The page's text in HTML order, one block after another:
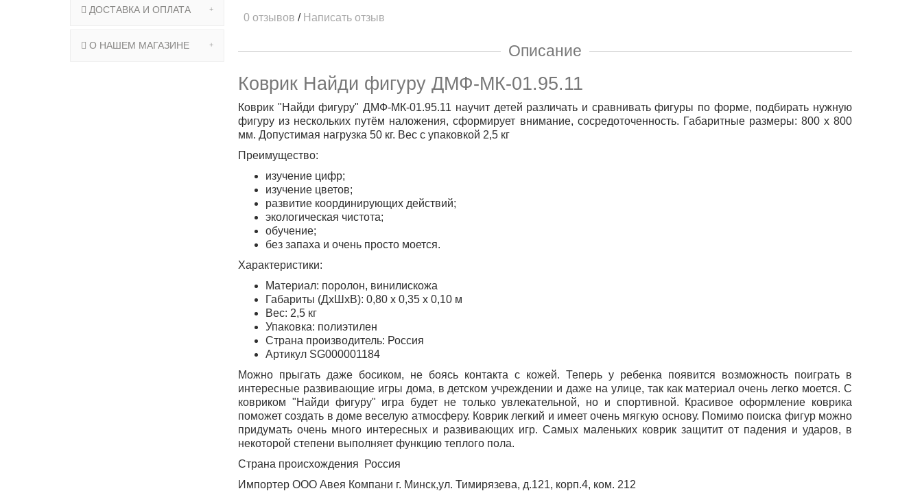
ДОСТАВКА И ОПЛАТА
О НАШЕМ МАГАЗИНЕ
0 отзывов / Написать отзыв
Описание
Коврик Найди фигуру ДМФ-МК-01.95.11
Коврик "Найди фигуру" ДМФ-МК-01.95.11 научит детей различать и сравнивать фигуры по форме, подбирать нужную
фигуру из нескольких путём наложения, сформирует внимание, сосредоточенность. Габаритные размеры: 800 х 800
мм. Допустимая нагрузка 50 кг. Вес с упаковкой 2,5 кг
Преимущество:
изучение цифр;
изучение цветов;
развитие координирующих действий;
экологическая чистота;
обучение;
без запаха и очень просто моется.
Характеристики:
Материал: поролон, винилискожа
Габариты (ДхШхВ): 0,80 х 0,35 х 0,10 м
Вес: 2,5 кг
Упаковка: полиэтилен
Страна производитель: Россия
Артикул SG000001184
Можно прыгать даже босиком, не боясь контакта с кожей. Теперь у ребенка появится возможность поиграть в
интересные развивающие игры дома, в детском учреждении и даже на улице, так как материал очень легко моется. С
ковриком "Найди фигуру" игра будет не только увлекательной, но и спортивной. Красивое оформление коврика
поможет создать в доме веселую атмосферу. Коврик легкий и имеет очень мягкую основу. Помимо поиска фигур можно
придумать очень много интересных и развивающих игр. Самых маленьких коврик защитит от падения и ударов, в
некоторой степени выполняет функцию теплого пола.
Страна происхождения Россия
Импортер ООО Авея Компани г. Минск,ул. Тимирязева, д.121, корп.4, ком. 212